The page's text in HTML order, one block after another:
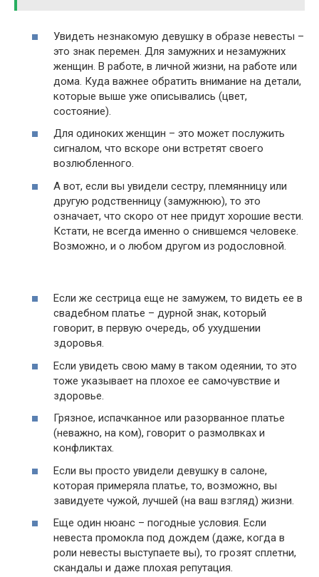
Увидеть незнакомую девушку в образе невесты –
это знак перемен. Для замужних и незамужних
женщин. В работе, в личной жизни, на работе или
дома. Куда важнее обратить внимание на детали,
которые выше уже описывались (цвет,
состояние).
Для одиноких женщин – это может послужить
сигналом, что вскоре они встретят своего
возлюбленного.
А вот, если вы увидели сестру, племянницу или
другую родственницу (замужнюю), то это
означает, что скоро от нее придут хорошие вести.
Кстати, не всегда именно о снившемся человеке.
Возможно, и о любом другом из родословной.
Если же сестрица еще не замужем, то видеть ее в
свадебном платье – дурной знак, который
говорит, в первую очередь, об ухудшении
здоровья.
Если увидеть свою маму в таком одеянии, то это
тоже указывает на плохое ее самочувствие и
здоровье.
Грязное, испачканное или разорванное платье
(неважно, на ком), говорит о размолвках и
конфликтах.
Если вы просто увидели девушку в салоне,
которая примеряла платье, то, возможно, вы
завидуете чужой, лучшей (на ваш взгляд) жизни.
Еще один нюанс – погодные условия. Если
невеста промокла под дождем (даже, когда в
роли невесты выступаете вы), то грозят сплетни,
скандалы и даже плохая репутация.